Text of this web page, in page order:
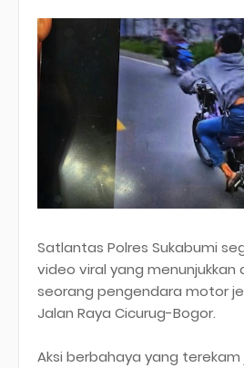
Satlantas Polres Sukabumi
video viral yang menunjukkan
seorang pengendara motor
Jalan Raya Cicurug-Bogor.
Aksi berbahaya yang